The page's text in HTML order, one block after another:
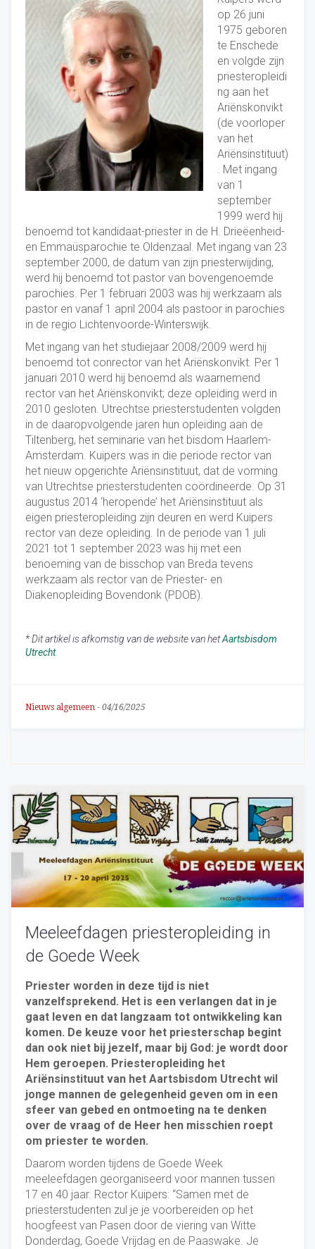
op 26 juni
1975 geboren
te Enschede
en volgde zijn
priesteropleidi
ng aan het
Ariënskonvikt
(de voorloper
van het
Ariënsinstituut)
. Met ingang
van 1
september
1999 werd hij
benoemd tot kandidaat-priester in de H. Drieëenheid-
en Emmaüsparochie te Oldenzaal. Met ingang van 23
september 2000, de datum van zijn priesterwijding,
werd hij benoemd tot pastor van bovengenoemde
parochies. Per 1 februari 2003 was hij werkzaam als
pastor en vanaf 1 april 2004 als pastoor in parochies
in de regio Lichtenvoorde-Winterswijk.
Met ingang van het studiejaar 2008/2009 werd hij
benoemd tot conrector van het Ariënskonvikt. Per 1
januari 2010 werd hij benoemd als waarnemend
rector van het Ariënskonvikt; deze opleiding werd in
2010 gesloten. Utrechtse priesterstudenten volgden
in de daaropvolgende jaren hun opleiding aan de
Tiltenberg, het seminarie van het bisdom Haarlem-
Amsterdam. Kuipers was in die periode rector van
het nieuw opgerichte Ariënsinstituut, dat de vorming
van Utrechtse priesterstudenten coördineerde. Op 31
augustus 2014 ‘heropende’ het Ariënsinstituut als
eigen priesteropleiding zijn deuren en werd Kuipers
rector van deze opleiding. In de periode van 1 juli
2021 tot 1 september 2023 was hij met een
benoeming van de bisschop van Breda tevens
werkzaam als rector van de Priester- en
Diakenopleiding Bovendonk (PDOB).
* Dit artikel is afkomstig van de website van hetAartsbisdom
Utrecht.
Nieuws algemeen - 04/16/2025
Meeleefdagen priesteropleiding in
de Goede Week
Priester worden in deze tijd is niet
vanzelfsprekend. Het is een verlangen dat in je
gaat leven en dat langzaam tot ontwikkeling kan
komen. De keuze voor het priesterschap begint
dan ook niet bij jezelf, maar bij God: je wordt door
Hem geroepen. Priesteropleiding het
Ariënsinstituut van het Aartsbisdom Utrecht wil
jonge mannen de gelegenheid geven om in een
sfeer van gebed en ontmoeting na te denken
over de vraag of de Heer hen misschien roept
om priester te worden.
Daarom worden tijdens de Goede Week
meeleefdagen georganiseerd voor mannen tussen
17 en 40 jaar. Rector Kuipers: “Samen met de
priesterstudenten zul je je voorbereiden op het
hoogfeest van Pasen door de viering van Witte
Donderdag, Goede Vrijdag en de Paaswake. Je